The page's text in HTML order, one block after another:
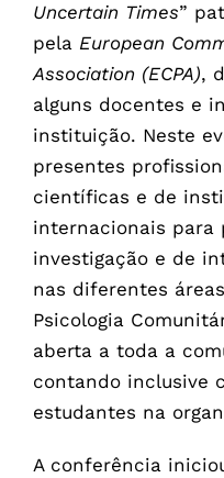
Uncertain Times”
pela European
Association (ECPA),
alguns docentes e
instituição. Neste
presentes
científicas e de
internacionais para
investigação e de
nas diferentes
Psicologia
aberta a toda a
contando inclusive
estudantes na
A conferência